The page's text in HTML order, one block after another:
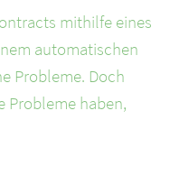
mithilfe eines
automatischen
Probleme. Doch
Probleme haben,